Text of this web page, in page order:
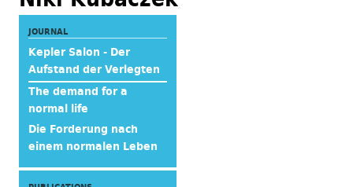
JOURNAL
Kepler Salon - Der
Aufstand der Verlegten
The demand for a
normal life
Die Forderung nach
einem normalen Leben